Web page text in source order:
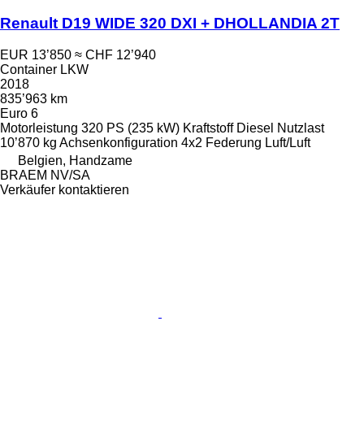
Renault D19 WIDE 320 DXI + DHOLLANDIA 2T
EUR 13’850 ≈ CHF 12’940
Container LKW
2018
835’963 km
Euro 6
Motorleistung 320 PS (235 kW) Kraftstoff Diesel Nutzlast
10’870 kg Achsenkonfiguration 4x2 Federung Luft/Luft
Belgien, Handzame
BRAEM NV/SA
Verkäufer kontaktieren